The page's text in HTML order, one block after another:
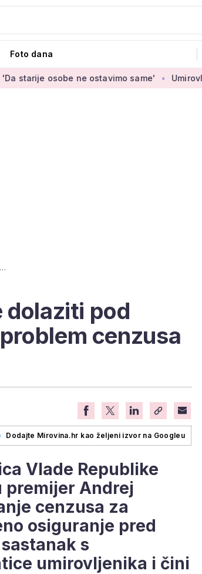
Foto dana
ne ostavimo same' Umirovljenica
Plenković: "Ovi koji žele dolaziti pod prozor mogu znati da je problem cenzusa već riješen"
dolaziti pod
cenzusa
Dodajte Mirovina.hr kao željeni izvor na Googleu
Vlade Republike
premijer Andrej
cenzusa za
osiguranje pred
s
umirovljenika i čini